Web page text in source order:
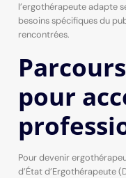
l’ergothérapeute adapte
besoins spécifiques du
rencontrées.
pour
Pour devenir
d’État d’Ergothérapeute